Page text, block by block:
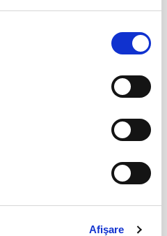
Afişare
04
iul